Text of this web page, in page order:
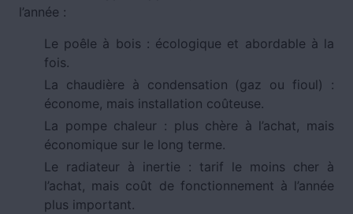
l’année :
Le poêle à bois : écologique et abordable à la
fois.
La chaudière à condensation (gaz ou fioul) :
économe, mais installation coûteuse.
La pompe chaleur : plus chère à l’achat, mais
économique sur le long terme.
Le radiateur à inertie : tarif le moins cher à
l’achat, mais coût de fonctionnement à l’année
plus important.